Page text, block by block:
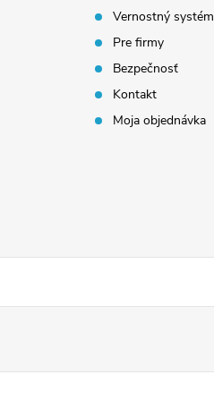
Vernostný systém
Pre firmy
Bezpečnosť
Kontakt
Moja objednávka